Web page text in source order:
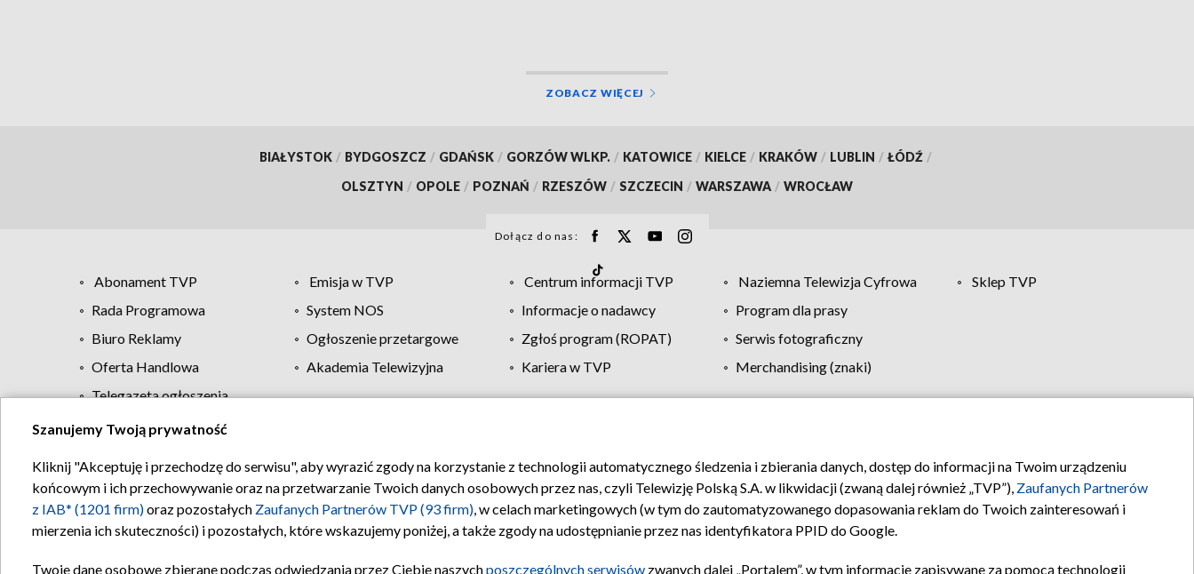
ZOBACZ WIĘCEJ
BIAŁYSTOK / BYDGOSZCZ / GDAŃSK / GORZÓW WLKP. / KATOWICE / KIELCE / KRAKÓW / LUBLIN / ŁÓDŹ /
OLSZTYN / OPOLE / POZNAŃ / RZESZÓW / SZCZECIN / WARSZAWA / WROCŁAW
Dołącz do nas:
Abonament TVP Emisja w TVP Centrum informacji TVP Naziemna Telewizja Cyfrowa
Sklep TVP
Rada Programowa
System NOS Informacje o nadawcy
Program dla prasy
Biuro Reklamy
Ogłoszenie przetargowe Zgłoś program (ROPAT)
Serwis fotograficzny
Oferta Handlowa
Akademia Telewizyjna Kariera w TVP
Merchandising (znaki)
Telegazeta ogłoszenia
Regulamin TVP Polityka prywatności Moje zgody Pomoc Biuro reklamy Kontakt
Szanujemy Twoją prywatność
Kliknij "Akceptuję i przechodzę do serwisu", aby wyrazić zgody na korzystanie z technologii automatycznego śledzenia i zbierania danych, dostęp do informacji na Twoim urządzeniu
końcowym i ich przechowywanie oraz na przetwarzanie Twoich danych osobowych przez nas, czyli Telewizję Polską S.A. w likwidacji (zwaną dalej również „TVP”), Zaufanych Partnerów
z IAB* (1201 firm)oraz pozostałych Zaufanych Partnerów TVP (93 firm), w celach marketingowych (w tym do zautomatyzowanego dopasowania reklam do Twoich zainteresowań i
mierzenia ich skuteczności) i pozostałych, które wskazujemy poniżej, a także zgody na udostępnianie przez nas identyfikatora PPID do Google.
Twoje dane osobowe zbierane podczas odwiedzania przez Ciebie naszychposzczególnych serwisów zwanych dalej „Portalem”, w tym informacje zapisywane za pomocą technologii